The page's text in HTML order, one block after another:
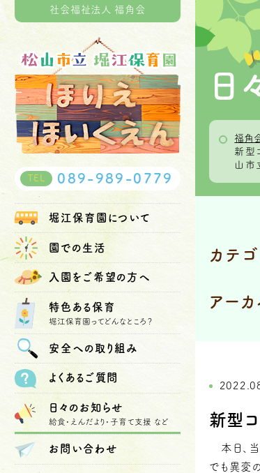
社会福祉法人 福角会
TEL 089-989-0779
堀江保育園について
園での生活
入園を ご希望の方へ
特色ある保育
堀江保育園ってどんなところ？
安全への取り組み
よくあるご質問
日々のお知らせ
給食・えんだより・子育て支援 など
お問い合わせ
日
福角
新型
山市
カテゴ
アーカ
新型
本日、
でも異変